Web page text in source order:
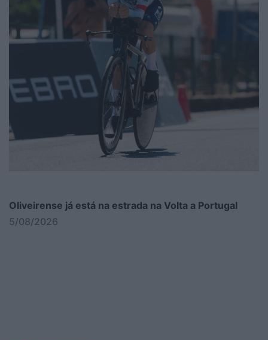
Oliveirense já está na estrada na Volta a Portugal
5/08/2026